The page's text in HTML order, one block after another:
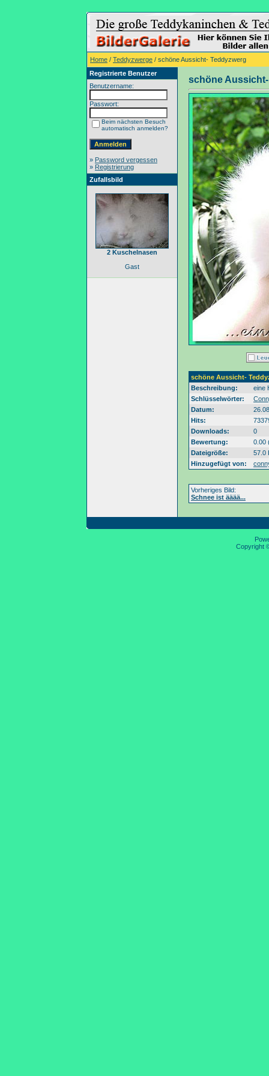
Home / Teddyzwerge / schöne Aussicht- Teddyzwerg
Registrierte Benutzer
Benutzername:
Passwort:
Beim nächsten Besuch
automatisch anmelden?
» Password vergessen
» Registrierung
Zufallsbild
2 Kuschelnasen
Gast
schöne
schöne Aussicht-
Beschreibung:
eine
Schlüsselwörter:
Datum:
Hits:
Downloads:
0
Bewertung:
0.00
Dateigröße:
57.0
Hinzugefügt von:
Vorheriges Bild:
Schnee ist ääää...
Copyright